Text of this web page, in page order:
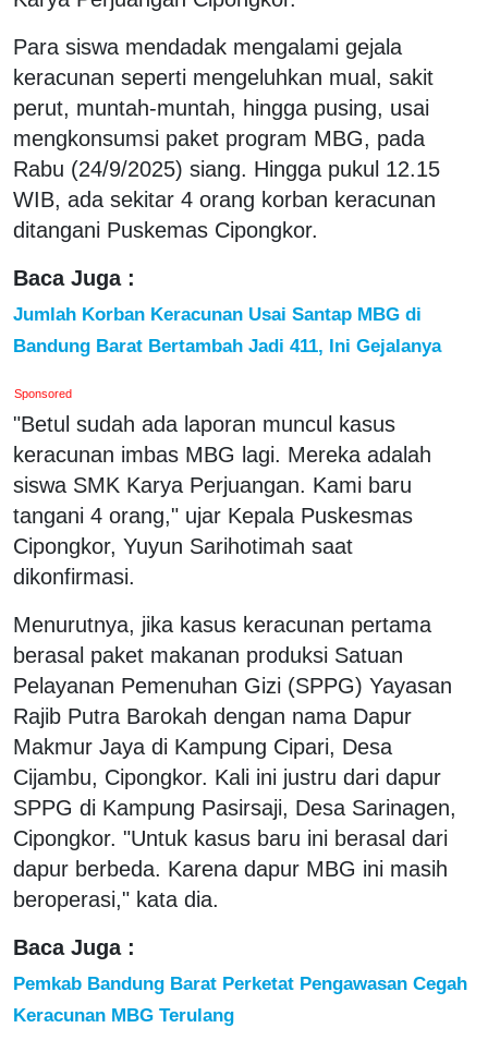
Para siswa mendadak mengalami gejala
keracunan seperti mengeluhkan mual, sakit
perut, muntah-muntah, hingga pusing, usai
mengkonsumsi paket program MBG, pada
Rabu (24/9/2025) siang. Hingga pukul 12.15
WIB, ada sekitar 4 orang korban keracunan
ditangani Puskemas Cipongkor.
Baca Juga :
Jumlah Korban Keracunan Usai Santap MBG di
Bandung Barat Bertambah Jadi 411, Ini Gejalanya
Sponsored
"Betul sudah ada laporan muncul kasus
keracunan imbas MBG lagi. Mereka adalah
siswa SMK Karya Perjuangan. Kami baru
tangani 4 orang," ujar Kepala Puskesmas
Cipongkor, Yuyun Sarihotimah saat
dikonfirmasi.
Menurutnya, jika kasus keracunan pertama
berasal paket makanan produksi Satuan
Pelayanan Pemenuhan Gizi (SPPG) Yayasan
Rajib Putra Barokah dengan nama Dapur
Makmur Jaya di Kampung Cipari, Desa
Cijambu, Cipongkor. Kali ini justru dari dapur
SPPG di Kampung Pasirsaji, Desa Sarinagen,
Cipongkor. "Untuk kasus baru ini berasal dari
dapur berbeda. Karena dapur MBG ini masih
beroperasi," kata dia.
Baca Juga :
Pemkab Bandung Barat Perketat Pengawasan Cegah
Keracunan MBG Terulang